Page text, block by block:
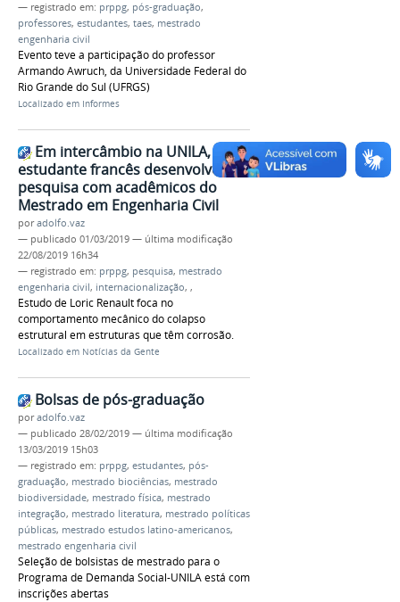
— registrado em: prppg, pós-graduação,
professores, estudantes, taes, mestrado
engenharia civil
Evento teve a participação do professor
Armando Awruch, da Universidade Federal do
Rio Grande do Sul (UFRGS)
Localizado em Informes
Em intercâmbio na UNILA,
estudante francês desenvolve
pesquisa com acadêmicos do
Mestrado em Engenharia Civil
poradolfo.vaz
— publicado 01/03/2019 — última modificação
22/08/2019 16h34
— registrado em: prppg, pesquisa, mestrado
engenharia civil, internacionalização, ,
Estudo de Loric Renault foca no
comportamento mecânico do colapso
estrutural em estruturas que têm corrosão.
Localizado em Notícias da Gente
Bolsas de pós-graduação
poradolfo.vaz
— publicado 28/02/2019 — última modificação
13/03/2019 15h03
— registrado em: prppg, estudantes, pós-
graduação, mestrado biociências, mestrado
biodiversidade, mestrado física, mestrado
integração, mestrado literatura, mestrado políticas
públicas, mestrado estudos latino-americanos,
mestrado engenharia civil
Seleção de bolsistas de mestrado para o
Programa de Demanda Social-UNILA está com
inscrições abertas